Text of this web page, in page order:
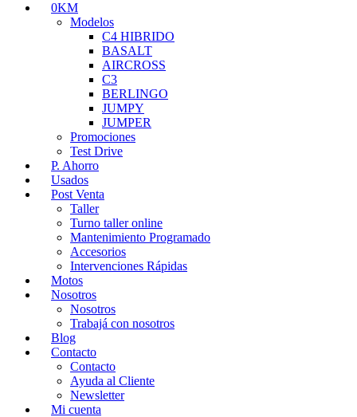
0KM
Modelos
C4 HIBRIDO
BASALT
AIRCROSS
C3
BERLINGO
JUMPY
JUMPER
Promociones
Test Drive
P. Ahorro
Usados
Post Venta
Taller
Turno taller online
Mantenimiento Programado
Accesorios
Intervenciones Rápidas
Motos
Nosotros
Nosotros
Trabajá con nosotros
Blog
Contacto
Contacto
Ayuda al Cliente
Newsletter
Mi cuenta